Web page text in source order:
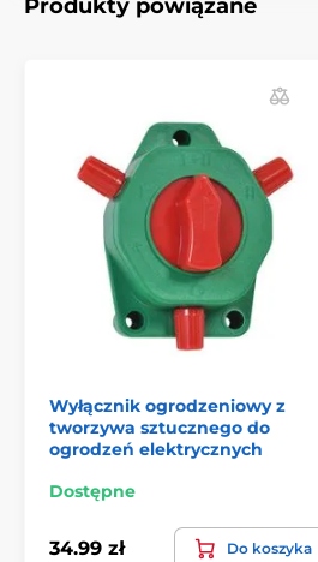
Po prostu przewodzi napięcie
Produkt znajduje się w
Akcesoria Uziemienie
Przełączniki, odgromniki
Akcesoria do ogrodzeń
Produkty powiązane
Wyłącznik ogrodzeniowy z
tworzywa sztucznego do
ogrodzeń elektrycznych
Dostępne
34.99 zł Do koszyka